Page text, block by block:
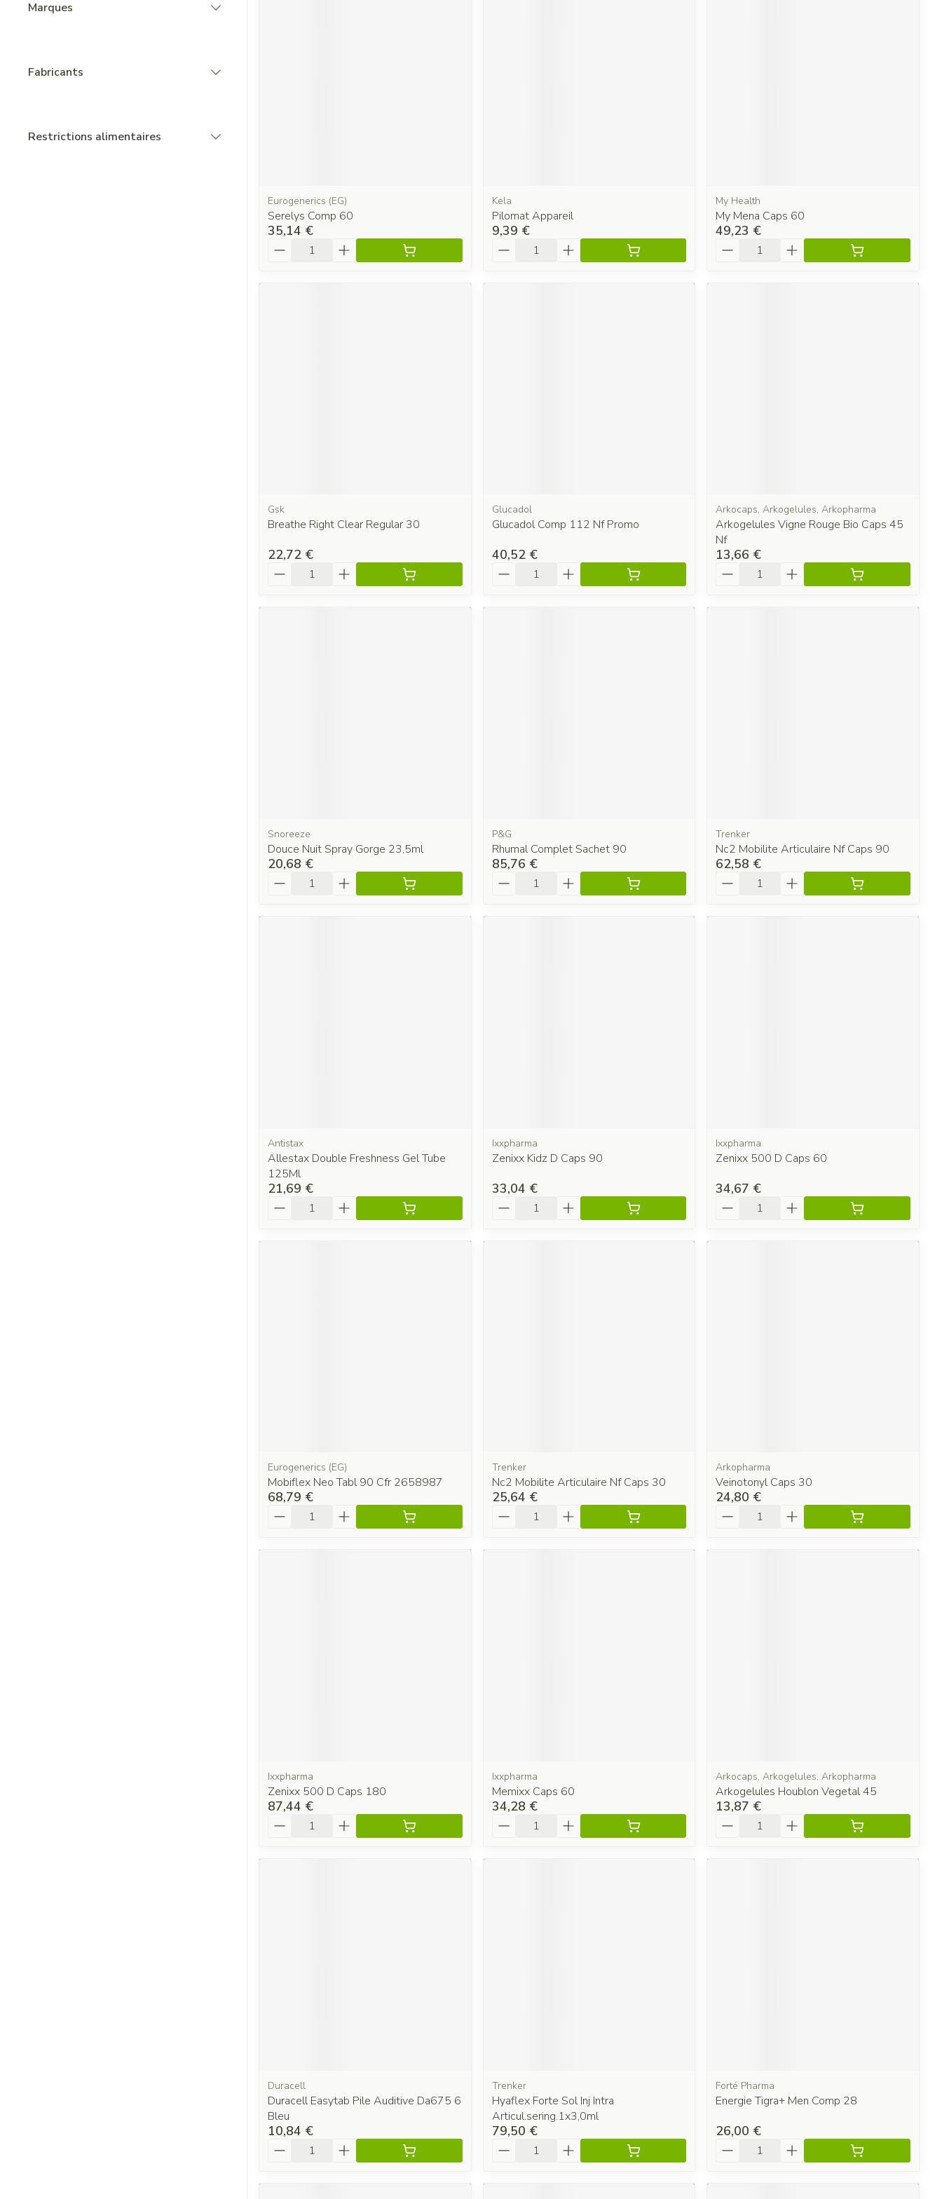
Marques
Fabricants
Restrictions alimentaires
Eurogenerics (EG)
Serelys Comp 60
35,14 €
Quantité
Kela
Pilomat Appareil
9,39 €
Quantité
My Health
My Mena Caps 60
49,23 €
Quantité
Gsk
Breathe Right Clear Regular 30
22,72 €
Quantité
Glucadol
Glucadol Comp 112 Nf Promo
40,52 €
Quantité
Arkocaps, Arkogelules, Arkopharma
Arkogelules Vigne Rouge Bio Caps 45
Nf
13,66 €
Quantité
Snoreeze
Douce Nuit Spray Gorge 23,5ml
20,68 €
Quantité
P&G
Rhumal Complet Sachet 90
85,76 €
Quantité
Trenker
Nc2 Mobilite Articulaire Nf Caps 90
62,58 €
Quantité
Antistax
Allestax Double Freshness Gel Tube
125Ml
21,69 €
Quantité
Ixxpharma
Zenixx Kidz D Caps 90
33,04 €
Quantité
Ixxpharma
Zenixx 500 D Caps 60
34,67 €
Quantité
Eurogenerics (EG)
Mobiflex Neo Tabl 90 Cfr 2658987
68,79 €
Quantité
Trenker
Nc2 Mobilite Articulaire Nf Caps 30
25,64 €
Quantité
Arkopharma
Veinotonyl Caps 30
24,80 €
Quantité
Ixxpharma
Zenixx 500 D Caps 180
87,44 €
Quantité
Ixxpharma
Memixx Caps 60
34,28 €
Quantité
Arkocaps, Arkogelules, Arkopharma
Arkogelules Houblon Vegetal 45
13,87 €
Quantité
Duracell
Duracell Easytab Pile Auditive Da675 6
Bleu
10,84 €
Quantité
Trenker
Hyaflex Forte Sol Inj Intra
Articul.sering.1x3,0ml
79,50 €
Quantité
Forté Pharma
Energie Tigra+ Men Comp 28
26,00 €
Quantité